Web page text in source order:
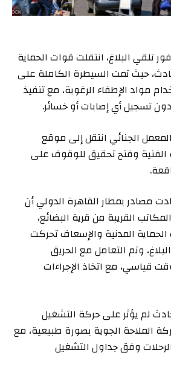
تلقي البلاغ، انتقلت قوات الحماية
حيث تمت السيطرة الكاملة على
مواد الإطفاء الرغوية، مع تنفيذ
دون تسجيل أي إصابات أو خسائر.
الجنائي انتقل إلى موقع
الفنية وفتح تحقيق للوقوف على
مصادر بمطار القاهرة الدولي أن
القريبة من قرية البضائع،
المدنية والإسعاف تحركت
وتم التعامل مع الحريق
قياسي، مع اتخاذ الإجراءات
لم يؤثر على حركة التشغيل
الملاحة الجوية بصورة طبيعية، مع
وفق جداول التشغيل